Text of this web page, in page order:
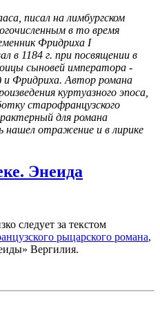
писал на лимбургском
в то время
Фридриха I
в 1184 г. при посвящении в
сыновей императора -
и Фридриха. Автор романа
куртуазного эпоса,
старофранцузского
для романа
нашел отражение и в лирике
Энеида
следует за текстом
рыцарского романа,
Вергилия.